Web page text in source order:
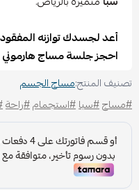
أعد لجسدك توازنه
احجز جلسة مساج
تصنيف المنتج:مساج الجسم
#مساج#سبا#استجمام#راحة